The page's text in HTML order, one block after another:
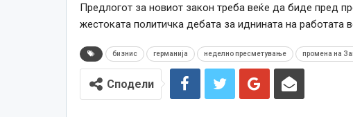
Предлогот за новиот закон треба веќе да биде пред
жестоката политичка дебата за иднината на работата
бизнис германија неделно пресметување промена на
Сподели